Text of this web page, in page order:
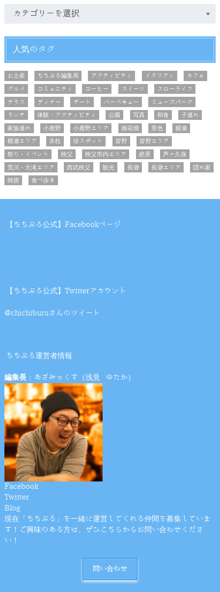
人気のタグ
お土産 ちちぶる編集局 アクティビティ イタリアン
カフェ
グルメ
コミュニティ コーヒー スイーツ
スローライフ
テラス
ディナー デート バーベキュー
ミューズパーク
ランチ
体験・アクティビティ 公園 写真 和食
子連れ
家族連れ
小鹿野 小鹿野エリア 御花畑 景色
横瀬
横瀬エリア
氷柱 珍スポット 皆野
皆野エリア
祭り・イベント
秩父 秩父市内エリア 絶景
芦ヶ久保
荒川・大滝エリア
西武秩父 観光 長瀞 長瀞エリア
隠れ家
雑貨
食べ歩き
【ちちぶる公式】Facebookページ
【ちちぶる公式】Twitterアカウント
@chichiburuさんのツイート
ちちぶる運営者情報
編集長：あざみっくす（浅見 ゆたか）
Facebook
Twitter
Blog
現在「ちちぶる」を一緒に運営してくれる仲間を募集していま
す！ご興味のある方は、ぜひこちらからお問い合わせくださ
い！
問い合わせ